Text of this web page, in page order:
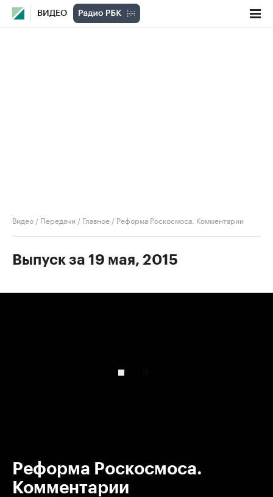
ВИДЕО
Видео / Передачи / Главное / Реформа Роскосмоса. Комментарии
Выпуск за 19 мая, 2015
Реформа Роскосмоса.
Комментарии